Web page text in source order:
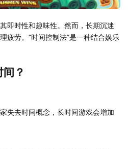
即时性和趣味性。然而，长期沉迷
疲劳。“时间控制法”是一种结合娱乐
？
失去时间概念，长时间游戏会增加